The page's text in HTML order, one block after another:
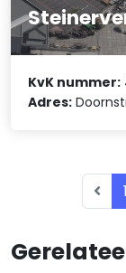
KvK nummer:
Adres:
1